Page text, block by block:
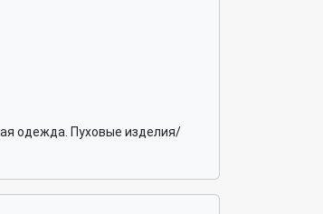
одежда. Пуховые изделия/